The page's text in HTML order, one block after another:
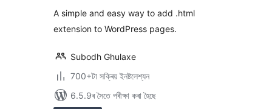
A simple and easy way to add .html
extension to WordPress pages.
Subodh Ghulaxe
700+টা সক্ৰিয় ইনষ্টলেশ্যন
6.5.9ৰ সৈতে পৰীক্ষা কৰা হৈছে